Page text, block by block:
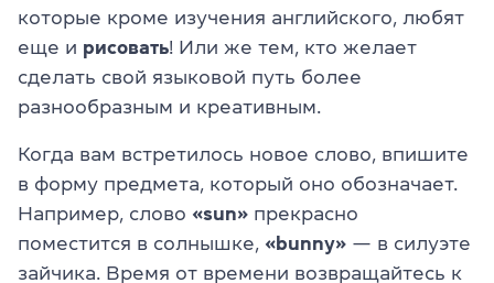
которые кроме изучения английского, любят
еще и рисовать! Или же тем, кто желает
сделать свой языковой путь более
разнообразным и креативным.
Когда вам встретилось новое слово, впишите
в форму предмета, который оно обозначает.
Например, слово «sun» прекрасно
поместится в солнышке, «bunny» — в силуэте
зайчика. Время от времени возвращайтесь к